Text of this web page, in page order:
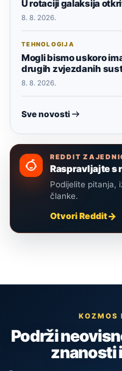
U rotaciji galaksija
8. 8. 2026.
TEHNOLOGIJA
Mogli bismo uskoro
drugih zvjezdanih
8. 8. 2026.
Sve novosti
REDDIT
Raspravljajte s
Podijelite pitanja,
članke.
Otvori Reddit
KOZMOS
Podrži
znanosti